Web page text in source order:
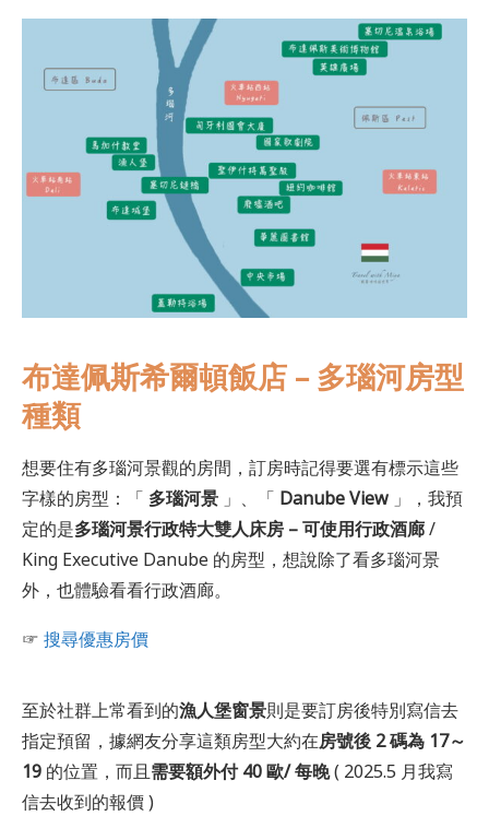
布達佩斯希爾頓飯店 – 多瑙河房型
種類
想要住有多瑙河景觀的房間，訂房時記得要選有標示這些
字樣的房型：「 多瑙河景 」、「 Danube View 」，我預
定的是多瑙河景行政特大雙人床房 – 可使用行政酒廊/
King Executive Danube 的房型，想說除了看多瑙河景
外，也體驗看看行政酒廊。
☞ 搜尋優惠房價
至於社群上常看到的漁人堡窗景則是要訂房後特別寫信去
指定預留，據網友分享這類房型大約在房號後 2 碼為 17～
19 的位置，而且需要額外付 40 歐/ 每晚( 2025.5 月我寫
信去收到的報價 )